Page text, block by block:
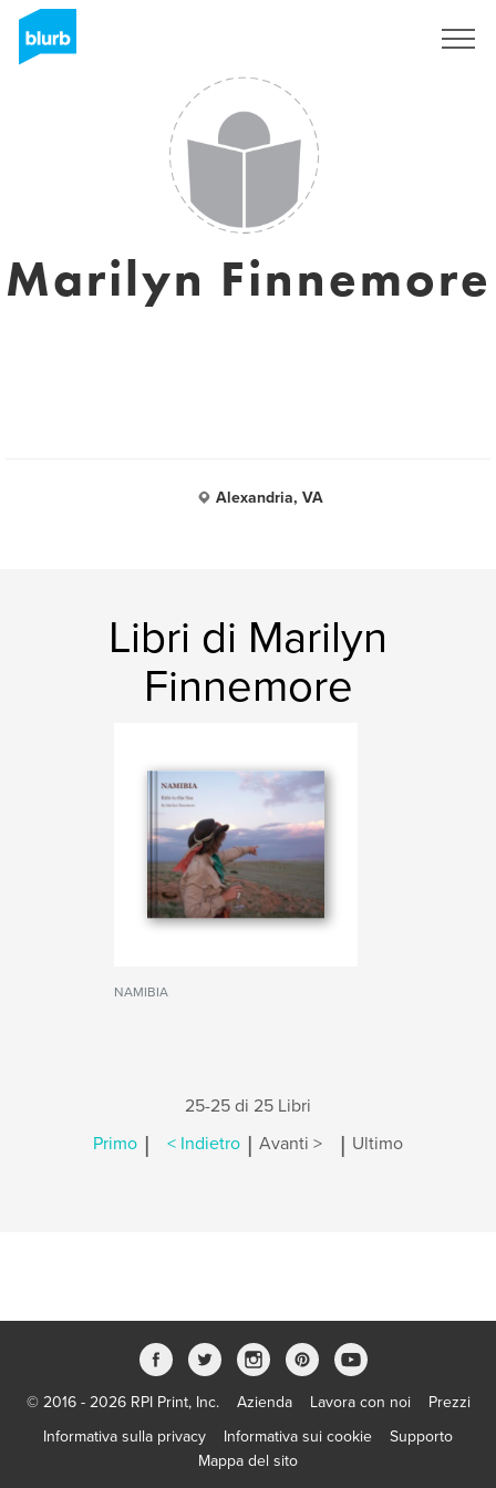
Marilyn Finnemore
Alexandria, VA
Libri di Marilyn
Finnemore
NAMIBIA
25-25 di 25 Libri
Primo | < Indietro | Avanti > | Ultimo
© 2016 - 2026 RPI Print, Inc. Azienda Lavora con noi
Prezzi
Informativa sulla privacy
Informativa sui cookie
Supporto
Mappa del sito